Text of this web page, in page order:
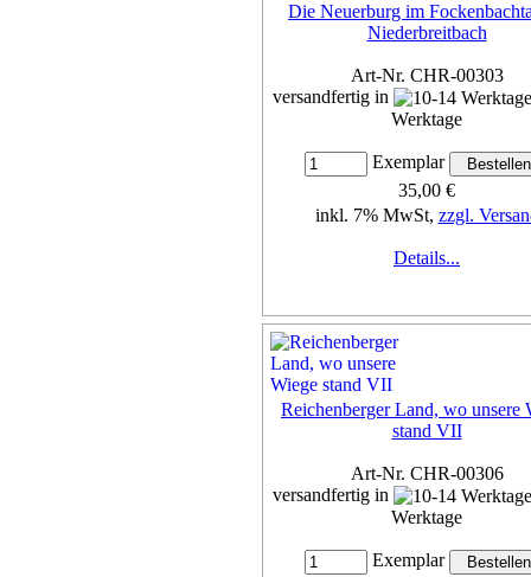
Die Neuerburg im
Niederbreitbach
Art-Nr. CHR-00303
versandfertig in
Werktage
Exemplar
35,00 €
inkl. 7% MwSt, zzgl.
Details...
Reichenberger Land, wo unsere
stand VII
Art-Nr. CHR-00306
versandfertig in
Werktage
Exemplar